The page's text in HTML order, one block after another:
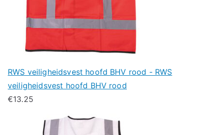
RWS veiligheidsvest hoofd BHV rood - RWS
veiligheidsvest hoofd BHV rood
€13.25